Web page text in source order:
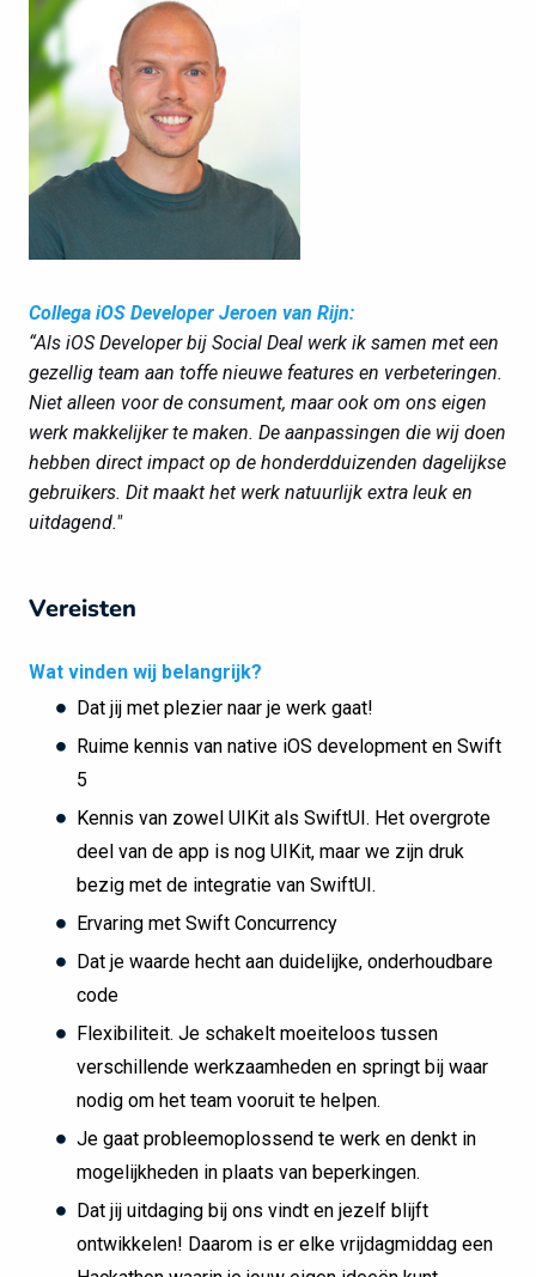
Collega iOS Developer Jeroen van Rijn:
“Als iOS Developer bij Social Deal werk ik samen met een
gezellig team aan toffe nieuwe features en verbeteringen.
Niet alleen voor de consument, maar ook om ons eigen
werk makkelijker te maken. De aanpassingen die wij doen
hebben direct impact op de honderdduizenden dagelijkse
gebruikers. Dit maakt het werk natuurlijk extra leuk en
uitdagend."
Vereisten
Wat vinden wij belangrijk?
Dat jij met plezier naar je werk gaat!
Ruime kennis van native iOS development en Swift
5
Kennis van zowel UIKit als SwiftUI. Het overgrote
deel van de app is nog UIKit, maar we zijn druk
bezig met de integratie van SwiftUI.
Ervaring met Swift Concurrency
Dat je waarde hecht aan duidelijke, onderhoudbare
code
Flexibiliteit. Je schakelt moeiteloos tussen
verschillende werkzaamheden en springt bij waar
nodig om het team vooruit te helpen.
Je gaat probleemoplossend te werk en denkt in
mogelijkheden in plaats van beperkingen.
Dat jij uitdaging bij ons vindt en jezelf blijft
ontwikkelen! Daarom is er elke vrijdagmiddag een